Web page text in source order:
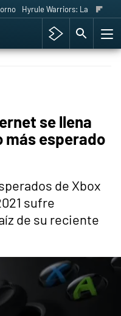
Hyrule Warriors: La Era del
se llena
más esperado
de Xbox
sufre
de su reciente